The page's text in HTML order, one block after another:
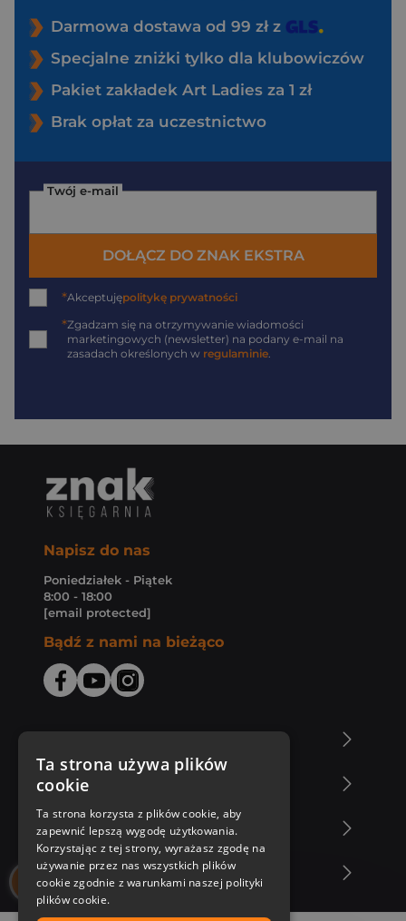
Darmowa dostawa od 99 zł z
Specjalne zniżki tylko dla klubowiczów
Pakiet zakładek Art Ladies za 1 zł
Brak opłat za uczestnictwo
Twój e-mail
DOŁĄCZ DO ZNAK EKSTRA
*Akceptujępolitykę prywatności
*Zgadzam się na otrzymywanie wiadomości
marketingowych (newsletter) na podany e-mail na
zasadach określonych w regulaminie
Napisz do nas
Poniedziałek - Piątek
8:00 - 18:00
[email protected]
Bądź z nami na bieżąco
Zakupy u nas
Nasza oferta
Nasi autorzy
Ta strona używa plików
cookie
Ta strona korzysta z plików cookie, aby
zapewnić lepszą wygodę użytkowania.
Korzystając z tej strony, wyrażasz zgodę na
używanie przez nas wszystkich plików
cookie zgodnie z warunkami naszej polityki
plików cookie.